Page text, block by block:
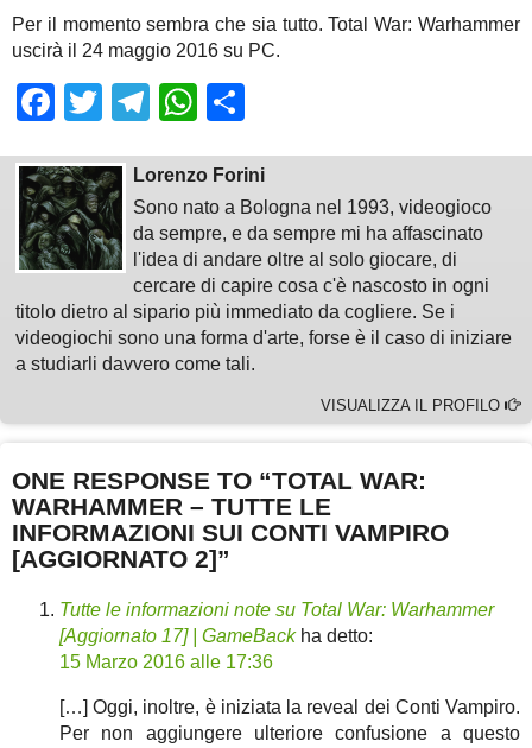
Per il momento sembra che sia tutto. Total War: Warhammer
uscirà il 24 maggio 2016 su PC.
Facebook
TwitterTelegram
WhatsApp
Lorenzo Forini
Sono nato a Bologna nel 1993, videogioco
da sempre, e da sempre mi ha affascinato
l'idea di andare oltre al solo giocare, di
cercare di capire cosa c'è nascosto in ogni
titolo dietro al sipario più immediato da cogliere. Se i
videogiochi sono una forma d'arte, forse è il caso di iniziare
a studiarli davvero come tali.
VISUALIZZA IL PROFILO
ONE RESPONSE TO “TOTAL WAR:
WARHAMMER – TUTTE LE
INFORMAZIONI SUI CONTI VAMPIRO
[AGGIORNATO 2]”
Tutte le informazioni note su Total War: Warhammer
[Aggiornato 17] | GameBack ha detto:
15 Marzo 2016 alle 17:36
[…] Oggi, inoltre, è iniziata la reveal dei Conti Vampiro.
Per non aggiungere ulteriore confusione a questo